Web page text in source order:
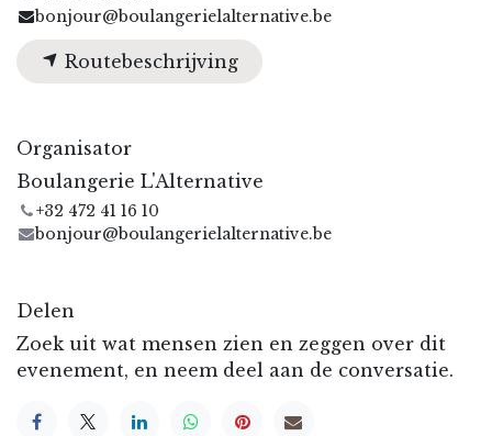
bonjour@boulangerielalternative.be
Routebeschrijving
Organisator
Boulangerie L'Alternative
+32 472 41 16 10
bonjour@boulangerielalternative.be
Delen
Zoek uit wat mensen zien en zeggen over dit
evenement, en neem deel aan de conversatie.